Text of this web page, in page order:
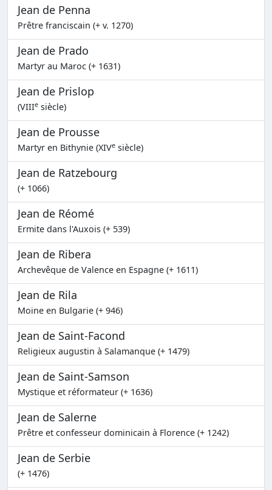
Jean de Penna
Prêtre franciscain (+ v. 1270)
Jean de Prado
Martyr au Maroc (+ 1631)
Jean de Prislop
(VIIIe siècle)
Jean de Prousse
Martyr en Bithynie (XIVe siècle)
Jean de Ratzebourg
(+ 1066)
Jean de Réomé
Ermite dans l'Auxois (+ 539)
Jean de Ribera
Archevêque de Valence en Espagne (+ 1611)
Jean de Rila
Moine en Bulgarie (+ 946)
Jean de Saint-Facond
Religieux augustin à Salamanque (+ 1479)
Jean de Saint-Samson
Mystique et réformateur (+ 1636)
Jean de Salerne
Prêtre et confesseur dominicain à Florence (+ 1242)
Jean de Serbie
(+ 1476)